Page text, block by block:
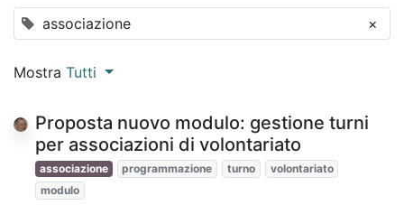
associazione ×
Mostra Tutti
Proposta nuovo modulo: gestione turni
per associazioni di volontariato
associazione programmazione turno
volontariato
modulo